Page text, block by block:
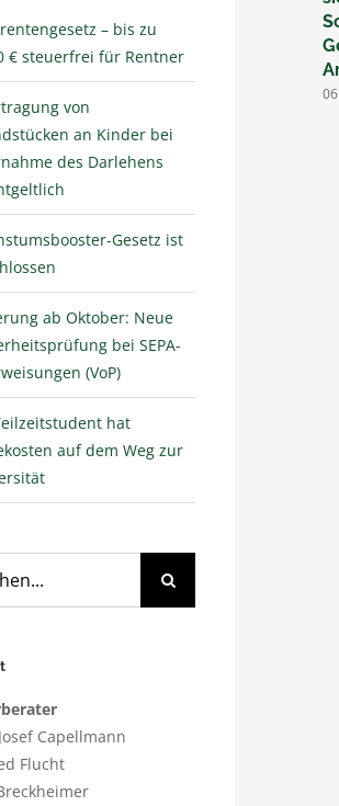
– bis zu
€ steuerfrei für Rentner
von
an Kinder bei
des Darlehens
Gesetz ist
ab Oktober: Neue
bei SEPA-
(VoP)
hat
auf dem Weg zur
Capellmann
Flucht